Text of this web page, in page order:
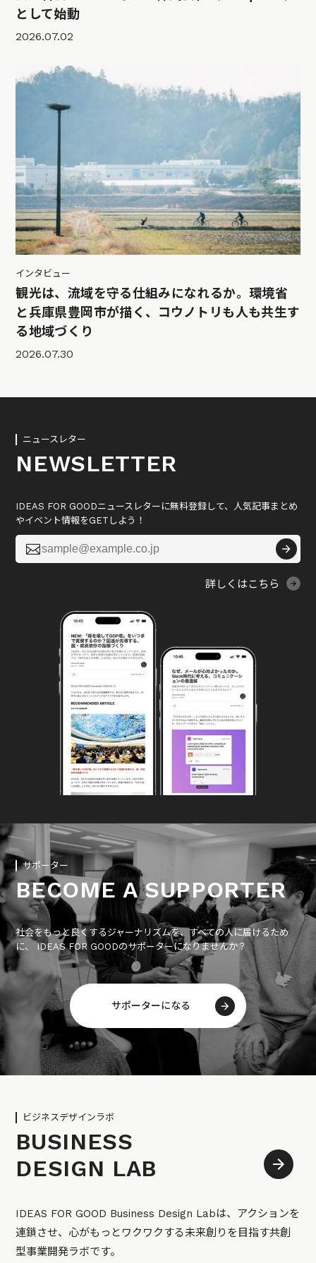
として始動
2026.07.02
インタビュー
観光は、流域を守る仕組みになれるか。環境省
と兵庫県豊岡市が描く、コウノトリも人も共生す
る地域づくり
2026.07.30
ニュースレター
NEWSLETTER
IDEAS FOR GOODニュースレターに無料登録して、人気記事まとめ
やイベント情報をGETしよう！

詳しくはこちら
サポーター
BECOME A SUPPORTER
社会をもっと良くするジャーナリズムを、すべての人に届けるため
に、 IDEAS FOR GOODのサポーターになりませんか？
サポーターになる
ビジネスデザインラボ
BUSINESS
DESIGN LAB
IDEAS FOR GOOD Business Design Labは、アクションを
連鎖させ、心がもっとワクワクする未来創りを目指す共創
型事業開発ラボです。